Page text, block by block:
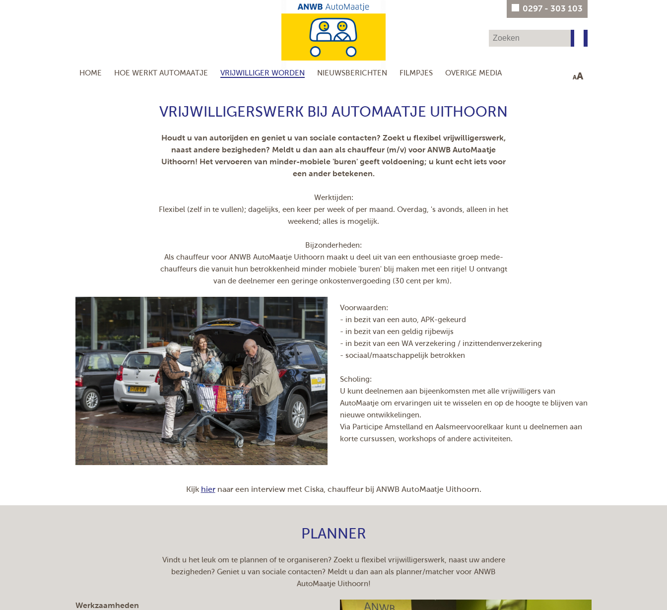
0297 - 303 103
HOME HOE WERKT AUTOMAATJE VRIJWILLIGER WORDEN NIEUWSBERICHTEN FILMPJES OVERIGE MEDIA
AA
VRIJWILLIGERSWERK BIJ AUTOMAATJE UITHOORN
Houdt u van autorijden en geniet u van sociale contacten? Zoekt u flexibel vrijwilligerswerk,
naast andere bezigheden? Meldt u dan aan als chauffeur (m/v) voor ANWB AutoMaatje
Uithoorn! Het vervoeren van minder-mobiele 'buren' geeft voldoening; u kunt echt iets voor
een ander betekenen.
Werktijden:
Flexibel (zelf in te vullen); dagelijks, een keer per week of per maand. Overdag, 's avonds, alleen in het
weekend; alles is mogelijk.
Bijzonderheden:
Als chauffeur voor ANWB AutoMaatje Uithoorn maakt u deel uit van een enthousiaste groep mede-
chauffeurs die vanuit hun betrokkenheid minder mobiele 'buren' blij maken met een ritje! U ontvangt
van de deelnemer een geringe onkostenvergoeding (30 cent per km).
Voorwaarden:
- in bezit van een auto, APK-gekeurd
- in bezit van een geldig rijbewijs
- in bezit van een WA verzekering / inzittendenverzekering
- sociaal/maatschappelijk betrokken
Scholing:
U kunt deelnemen aan bijeenkomsten met alle vrijwilligers van
AutoMaatje om ervaringen uit te wisselen en op de hoogte te blijven van
nieuwe ontwikkelingen.
Via Participe Amstelland en Aalsmeervoorelkaar kunt u deelnemen aan
korte cursussen, workshops of andere activiteiten.
Kijk hiernaar een interview met Ciska, chauffeur bij ANWB AutoMaatje Uithoorn.
PLANNER
Vindt u het leuk om te plannen of te organiseren? Zoekt u flexibel vrijwilligerswerk, naast uw andere
bezigheden? Geniet u van sociale contacten? Meldt u dan aan als planner/matcher voor ANWB
AutoMaatje Uithoorn!
Werkzaamheden